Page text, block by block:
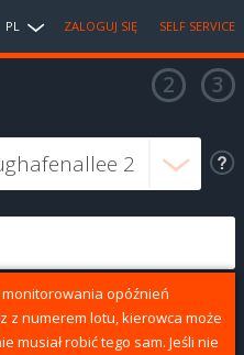
PL ZALOGUJ SIĘ SELF SERVICE
opóźnień
z numerem lotu, kierowca może
musiał robić tego sam. Jeśli nie